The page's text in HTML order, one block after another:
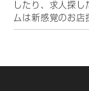
したり、求人探し
ムは新感覚のお